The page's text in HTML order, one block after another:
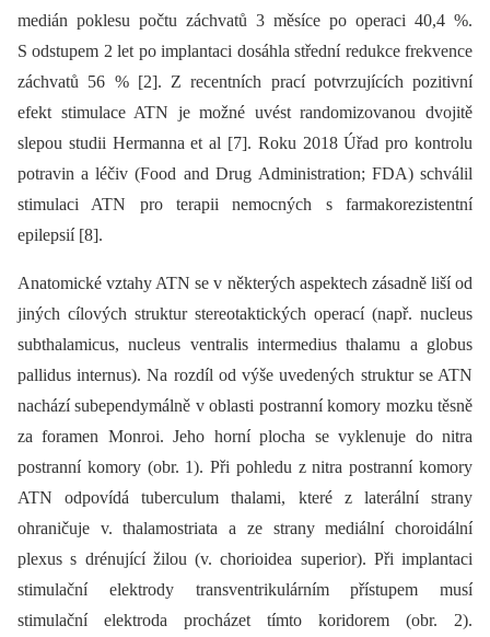
medián poklesu počtu záchvatů 3 měsíce po operaci 40,4 %.
S odstupem 2 let po implantaci dosáhla střední redukce frekvence
záchvatů 56 % [2]. Z recentních prací potvrzujících pozitivní
efekt stimulace ATN je možné uvést randomizovanou dvojitě
slepou studii Hermanna et al [7]. Roku 2018 Úřad pro kontrolu
potravin a léčiv (Food and Drug Administration; FDA) schválil
stimulaci ATN pro terapii nemocných s farmakorezistentní
epilepsií [8].
Anatomické vztahy ATN se v některých aspektech zásadně liší od
jiných cílových struktur stereotaktických operací (např. nucleus
subthalamicus, nucleus ventralis intermedius thalamu a globus
pallidus internus). Na rozdíl od výše uvedených struktur se ATN
nachází subependymálně v oblasti postranní komory mozku těsně
za foramen Monroi. Jeho horní plocha se vyklenuje do nitra
postranní komory (obr. 1). Při pohledu z nitra postranní komory
ATN odpovídá tuberculum thalami, které z laterální strany
ohraničuje v. thalamostriata a ze strany mediální choroidální
plexus s drénující žilou (v. chorioidea superior). Při implantaci
stimulační elektrody transventrikulárním přístupem musí
stimulační elektroda procházet tímto koridorem (obr. 2).